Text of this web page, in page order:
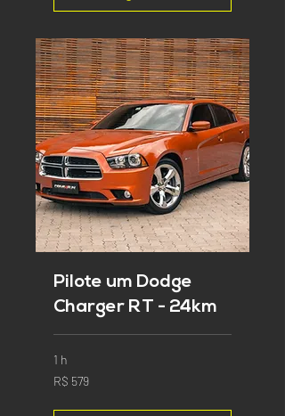
Pilote um Dodge
Charger RT - 24km
1 h
579
Reais
R$ 579